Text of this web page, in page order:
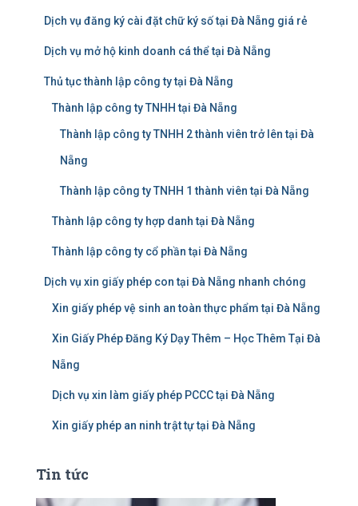
Dịch vụ đăng ký cài đặt chữ ký số tại Đà Nẵng giá rẻ
Dịch vụ mở hộ kinh doanh cá thể tại Đà Nẵng
Thủ tục thành lập công ty tại Đà Nẵng
Thành lập công ty TNHH tại Đà Nẵng
Thành lập công ty TNHH 2 thành viên trở lên tại Đà
Nẵng
Thành lập công ty TNHH 1 thành viên tại Đà Nẵng
Thành lập công ty hợp danh tại Đà Nẵng
Thành lập công ty cổ phần tại Đà Nẵng
Dịch vụ xin giấy phép con tại Đà Nẵng nhanh chóng
Xin giấy phép vệ sinh an toàn thực phẩm tại Đà Nẵng
Xin Giấy Phép Đăng Ký Dạy Thêm – Học Thêm Tại Đà
Nẵng
Dịch vụ xin làm giấy phép PCCC tại Đà Nẵng
Xin giấy phép an ninh trật tự tại Đà Nẵng
Tin tức